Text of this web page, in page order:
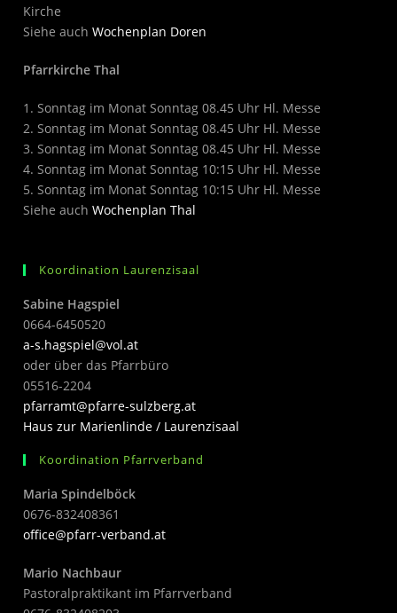
Kirche
Siehe auchWochenplan Doren
Pfarrkirche Thal
1. Sonntag im Monat Sonntag 08.45 Uhr Hl. Messe
2. Sonntag im Monat Sonntag 08.45 Uhr Hl. Messe
3. Sonntag im Monat Sonntag 08.45 Uhr Hl. Messe
4. Sonntag im Monat Sonntag 10:15 Uhr Hl. Messe
5. Sonntag im Monat Sonntag 10:15 Uhr Hl. Messe
Siehe auchWochenplan Thal
Koordination Laurenzisaal
Sabine Hagspiel
0664-6450520
a-s.hagspiel@vol.at
oder über das Pfarrbüro
05516-2204
pfarramt@pfarre-sulzberg.at
Haus zur Marienlinde / Laurenzisaal
Koordination Pfarrverband
Maria Spindelböck
0676-832408361
office@pfarr-verband.at
Mario Nachbaur
Pastoralpraktikant im Pfarrverband